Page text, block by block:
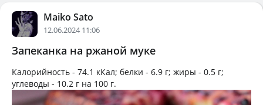
Maiko Sato
12.06.2024 11:06
Запеканка на ржаной муке
Калорийность - 74.1 кКал; белки - 6.9 г; жиры - 0.5 г;
углеводы - 10.2 г на 100 г.